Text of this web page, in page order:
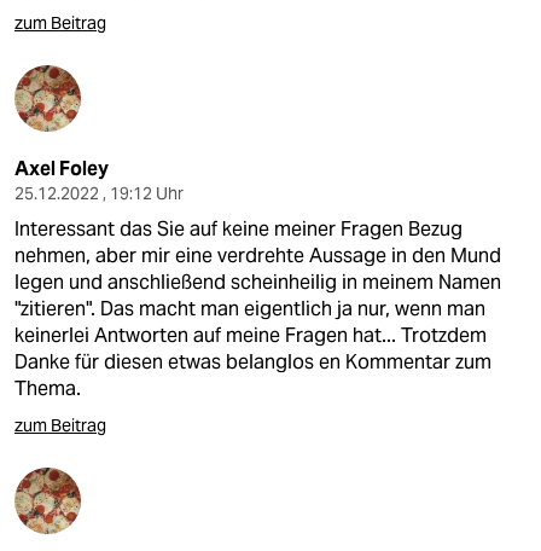
zum Beitrag
Axel Foley
25.12.2022 , 19:12 Uhr
Interessant das Sie auf keine meiner Fragen Bezug
nehmen, aber mir eine verdrehte Aussage in den Mund
legen und anschließend scheinheilig in meinem Namen
"zitieren". Das macht man eigentlich ja nur, wenn man
keinerlei Antworten auf meine Fragen hat... Trotzdem
Danke für diesen etwas belanglos en Kommentar zum
Thema.
zum Beitrag